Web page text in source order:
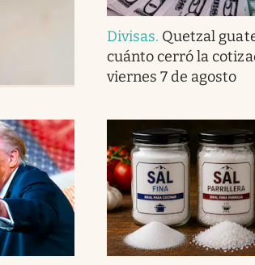
Divisas. Quetzal
cuánto cerró la
viernes 7 de agosto